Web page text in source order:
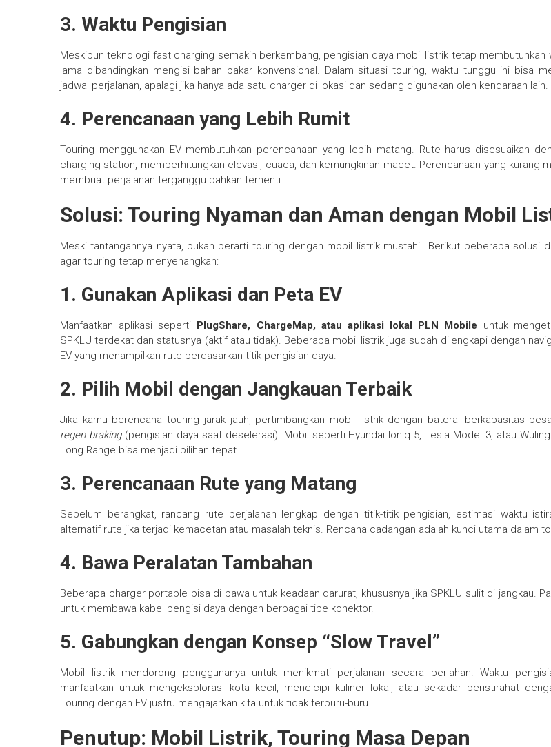
3. Waktu Pengisian
Meskipun teknologi fast charging semakin berkembang, pengisian daya mobil listrik tetap membutuhkan
lama dibandingkan mengisi bahan bakar konvensional. Dalam situasi touring, waktu tunggu ini bisa
jadwal perjalanan, apalagi jika hanya ada satu charger di lokasi dan sedang digunakan oleh kendaraan lain.
4. Perencanaan yang Lebih Rumit
Touring menggunakan EV membutuhkan perencanaan yang lebih matang. Rute harus disesuaikan
charging station, memperhitungkan elevasi, cuaca, dan kemungkinan macet. Perencanaan yang kurang
membuat perjalanan terganggu bahkan terhenti.
Solusi: Touring Nyaman dan Aman dengan Mobil
Meski tantangannya nyata, bukan berarti touring dengan mobil listrik mustahil. Berikut beberapa solusi
agar touring tetap menyenangkan:
1. Gunakan Aplikasi dan Peta EV
Manfaatkan aplikasi seperti PlugShare, ChargeMap, atau aplikasi lokal PLN Mobile untuk
SPKLU terdekat dan statusnya (aktif atau tidak). Beberapa mobil listrik juga sudah dilengkapi dengan
EV yang menampilkan rute berdasarkan titik pengisian daya.
2. Pilih Mobil dengan Jangkauan Terbaik
Jika kamu berencana touring jarak jauh, pertimbangkan mobil listrik dengan baterai berkapasitas
regen braking(pengisian daya saat deselerasi). Mobil seperti Hyundai Ioniq 5, Tesla Model 3, atau
Long Range bisa menjadi pilihan tepat.
3. Perencanaan Rute yang Matang
Sebelum berangkat, rancang rute perjalanan lengkap dengan titik-titik pengisian, estimasi waktu
alternatif rute jika terjadi kemacetan atau masalah teknis. Rencana cadangan adalah kunci utama dalam
4. Bawa Peralatan Tambahan
Beberapa charger portable bisa di bawa untuk keadaan darurat, khususnya jika SPKLU sulit di jangkau.
untuk membawa kabel pengisi daya dengan berbagai tipe konektor.
5. Gabungkan dengan Konsep “Slow Travel”
Mobil listrik mendorong penggunanya untuk menikmati perjalanan secara perlahan. Waktu
manfaatkan untuk mengeksplorasi kota kecil, mencicipi kuliner lokal, atau sekadar beristirahat
Touring dengan EV justru mengajarkan kita untuk tidak terburu-buru.
Penutup: Mobil Listrik, Touring Masa Depan